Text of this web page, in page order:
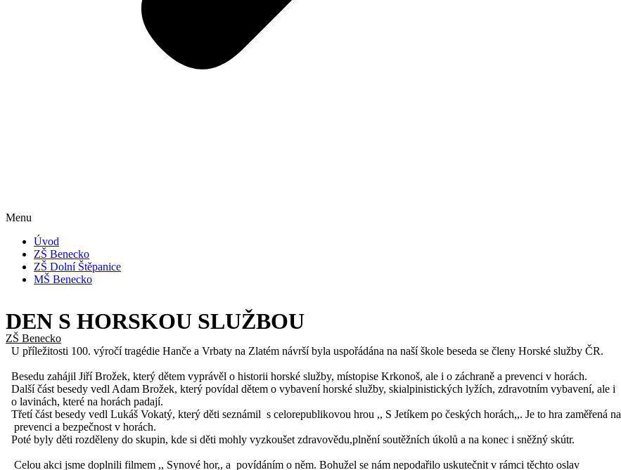
Menu
Úvod
ZŠ Benecko
ZŠ Dolní Štěpanice
MŠ Benecko
DEN S HORSKOU SLUŽBOU
ZŠ Benecko
U příležitosti 100. výročí tragédie Hanče a Vrbaty na Zlatém návrší byla uspořádána na naší škole beseda se členy Horské služby ČR.
Besedu zahájil Jiří Brožek, který dětem vyprávěl o historii horské služby, místopise Krkonoš, ale i o záchraně a prevenci v horách.
Další část besedy vedl Adam Brožek, který povídal dětem o vybavení horské služby, skialpinistických lyžích, zdravotním vybavení, ale i
o lavinách, které na horách padají.
Třetí část besedy vedl Lukáš Vokatý, který děti seznámil s celorepublikovou hrou ,, S Jetíkem po českých horách,,. Je to hra zaměřená na
prevenci a bezpečnost v horách.
Poté byly děti rozděleny do skupin, kde si děti mohly vyzkoušet zdravovědu,plnění soutěžních úkolů a na konec i sněžný skútr.
Celou akci jsme doplnili filmem ,, Synové hor,, a povídáním o něm. Bohužel se nám nepodařilo uskutečnit v rámci těchto oslav